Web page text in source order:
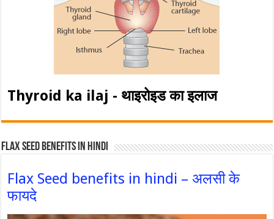
Thyroid ka ilaj - थाइरोइड का इलाज
Flax Seed Benefits in hindi
Flax Seed benefits in hindi – अलसी के
फायदे